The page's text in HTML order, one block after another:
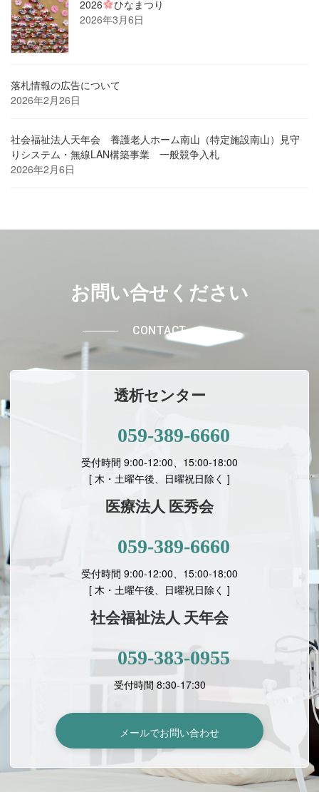
2026
ひなまつり
2026年3月6日
落札情報の広告について
2026年2月26日
社会福祉法人天年会 養護老人ホーム南山（特定施設南山）見守
りシステム・無線LAN構築事業 一般競争入札
2026年2月6日
お問い合せください
CONTACT
透析センター
059-389-6660
受付時間 9:00-12:00、15:00-18:00
[ 木・土曜午後、日曜祝日除く ]
医療法人 医秀会
059-389-6660
受付時間 9:00-12:00、15:00-18:00
[ 木・土曜午後、日曜祝日除く ]
社会福祉法人 天年会
059-383-0955
受付時間 8:30-17:30
メールでお問い合わせ